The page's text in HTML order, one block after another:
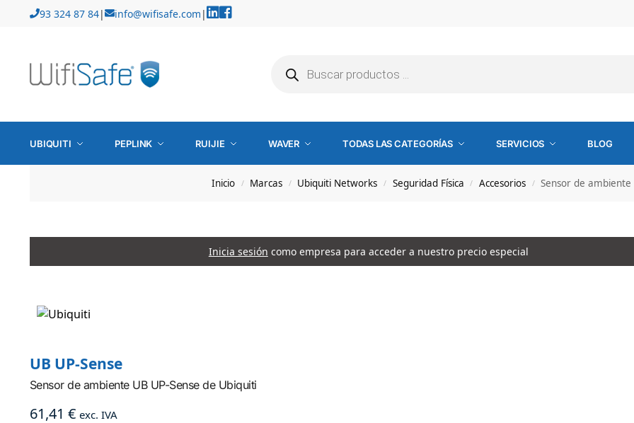
93 324 87 84| info@wifisafe.com |
UBIQUITI PEPLINK RUIJIE WAVER TODAS LAS CATEGORÍAS SERVICIOS BLOG
Inicio / Marcas / Ubiquiti Networks / Seguridad Física / Accesorios / Sensor de ambiente
Inicia sesión como empresa para acceder a nuestro precio especial
UB UP-Sense
Sensor de ambiente UB UP-Sense de Ubiquiti
61,41 € exc. IVA